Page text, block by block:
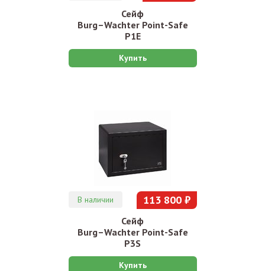
Сейф
Burg–Wachter Point-Safe
P1E
Купить
В наличии 113 800 ₽
Сейф
Burg–Wachter Point-Safe
P3S
Купить